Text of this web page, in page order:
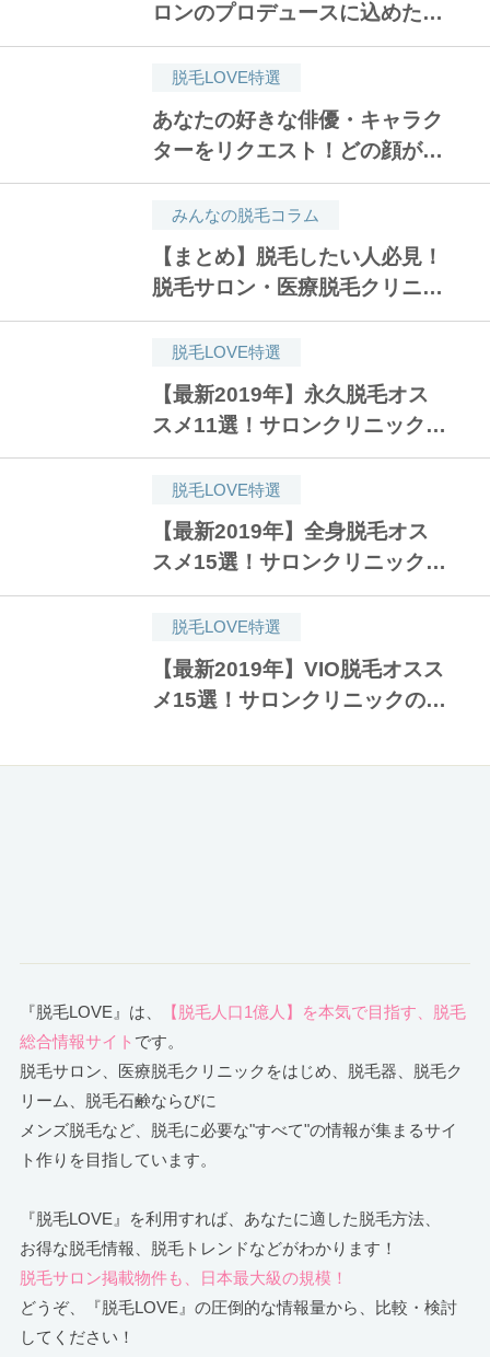
ロンのプロデュースに込めた願
い【男の美は女をも美しくす
る】
脱毛LOVE特選
あなたの好きな俳優・キャラク
ターをリクエスト！どの顔がタ
イプ？1分であなたの好みを診
断【ヒゲ診断】
みんなの脱毛コラム
【まとめ】脱毛したい人必見！
脱毛サロン・医療脱毛クリニッ
クのおすすめ人気ランキング15
脱毛LOVE特選
【最新2019年】永久脱毛オス
スメ11選！サロンクリニックの
口コミ人気ランキング！安い医
療脱毛はどこ？
脱毛LOVE特選
【最新2019年】全身脱毛オス
スメ15選！サロンクリニックの
口コミ人気ランキング！安い医
療脱毛はどこ？
脱毛LOVE特選
【最新2019年】VIO脱毛オスス
メ15選！サロンクリニックの口
れる安い医療脱毛はどこ？
『脱毛LOVE』は、
【脱毛人口1億人】を本気で目指す、脱毛
総合情報サイト です。
脱毛サロン、医療脱毛クリニックをはじめ、脱毛器、脱毛ク
リーム、脱毛石鹸ならびに
メンズ脱毛など、脱毛に必要な"すべて"の情報が集まるサイ
ト作りを目指しています。
『脱毛LOVE』を利用すれば、あなたに適した脱毛方法、
お得な脱毛情報、脱毛トレンドなどがわかります！
脱毛サロン掲載物件も、日本最大級の規模！
どうぞ、『脱毛LOVE』の圧倒的な情報量から、比較・検討
してください！